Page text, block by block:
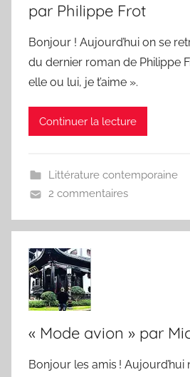
par Philippe Frot
Bonjour ! Aujourd’hui on se
du dernier roman de Philippe
elle ou lui, je t’aime ».
Continuer la lecture
Littérature contemporaine
2 commentaires
« Mode avion » par
Bonjour les amis !